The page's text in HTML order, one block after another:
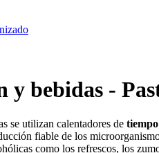
y bebidas -
se utilizan calentadores de
fiable de los
como los refrescos, los